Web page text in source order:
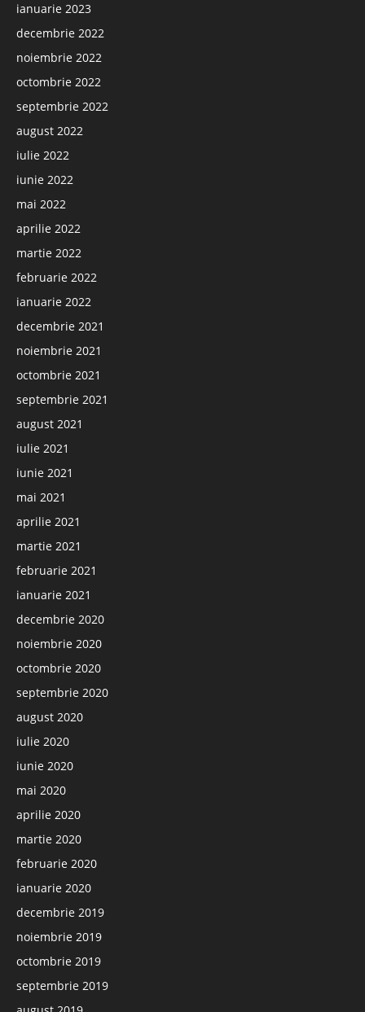
ianuarie 2023
decembrie 2022
noiembrie 2022
octombrie 2022
septembrie 2022
august 2022
iulie 2022
iunie 2022
mai 2022
aprilie 2022
martie 2022
februarie 2022
ianuarie 2022
decembrie 2021
noiembrie 2021
octombrie 2021
septembrie 2021
august 2021
iulie 2021
iunie 2021
mai 2021
aprilie 2021
martie 2021
februarie 2021
ianuarie 2021
decembrie 2020
noiembrie 2020
octombrie 2020
septembrie 2020
august 2020
iulie 2020
iunie 2020
mai 2020
aprilie 2020
martie 2020
februarie 2020
ianuarie 2020
decembrie 2019
noiembrie 2019
octombrie 2019
septembrie 2019